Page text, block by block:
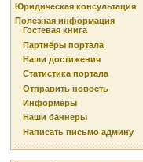
Юридическая консультация
Полезная информация
Гостевая книга
Партнёры портала
Наши достижения
Статистика портала
Отправить новость
Информеры
Наши баннеры
Написать письмо админу